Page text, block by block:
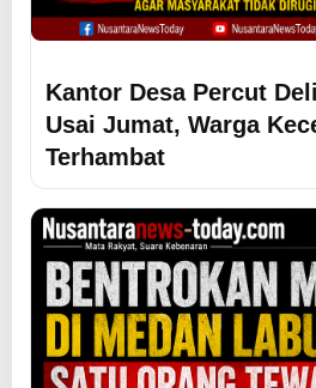
Kantor Desa Percut
Usai Jumat, Warga
Terhambat